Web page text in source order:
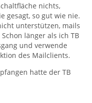
nichts,
gesagt, so gut wie nie.
unterstützen, mails
länger als ich TB
und verwende
des Mailclients.
hatte der TB